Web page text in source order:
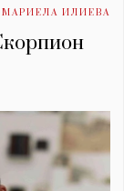
МАРИЕЛА ИЛИЕВА